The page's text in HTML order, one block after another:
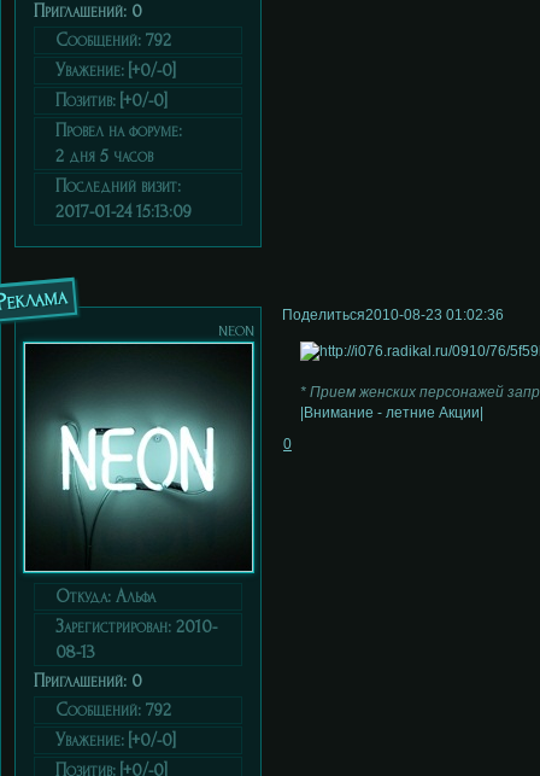
Приглашений: 0
Сообщений: 792
Уважение: [+0/-0]
Позитив: [+0/-0]
Провел на форуме:
2 дня 5 часов
Последний визит:
2017-01-24 15:13:09
Поделиться2010-08-23 01:02:36
neon
Откуда: Альфа
Зарегистрирован: 2010-
08-13
Приглашений: 0
Сообщений: 792
Уважение: [+0/-0]
Позитив: [+0/-0]
* Прием женских персонажей
|Внимание - летние Акции|
0